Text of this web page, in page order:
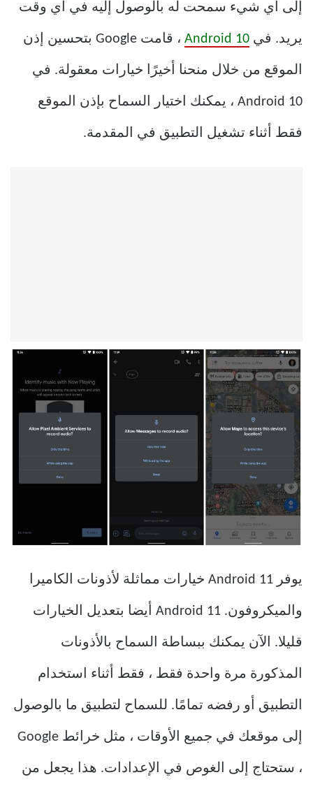
إلى أي شيء سمحت له بالوصول إليه في أي وقت
يريد. في Android 10 ، قامت Google بتحسين إذن
الموقع من خلال منحنا أخيرًا خيارات معقولة. في
Android 10 ، يمكنك اختيار السماح بإذن الموقع
فقط أثناء تشغيل التطبيق في المقدمة.
يوفر Android 11 خيارات مماثلة لأذونات الكاميرا
والميكروفون. Android 11 أيضا بتعديل الخيارات
قليلا. الآن يمكنك ببساطة السماح بالأذونات
المذكورة مرة واحدة فقط ، فقط أثناء استخدام
التطبيق أو رفضه تمامًا. للسماح لتطبيق ما بالوصول
إلى موقعك في جميع الأوقات ، مثل خرائط Google
، ستحتاج إلى الغوص في الإعدادات. هذا يجعل من